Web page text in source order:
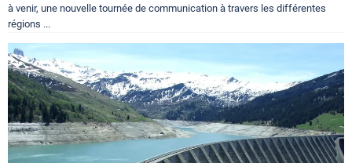
à venir, une nouvelle tournée de communication à travers les différentes
régions ...